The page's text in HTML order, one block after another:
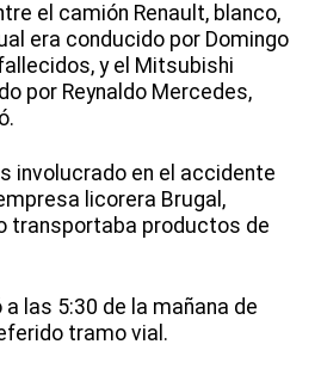
el camión Renault, blanco,
era conducido por Domingo
y el Mitsubishi
por Reynaldo Mercedes,
involucrado en el accidente
licorera Brugal,
transportaba productos de
las 5:30 de la mañana de
tramo vial.